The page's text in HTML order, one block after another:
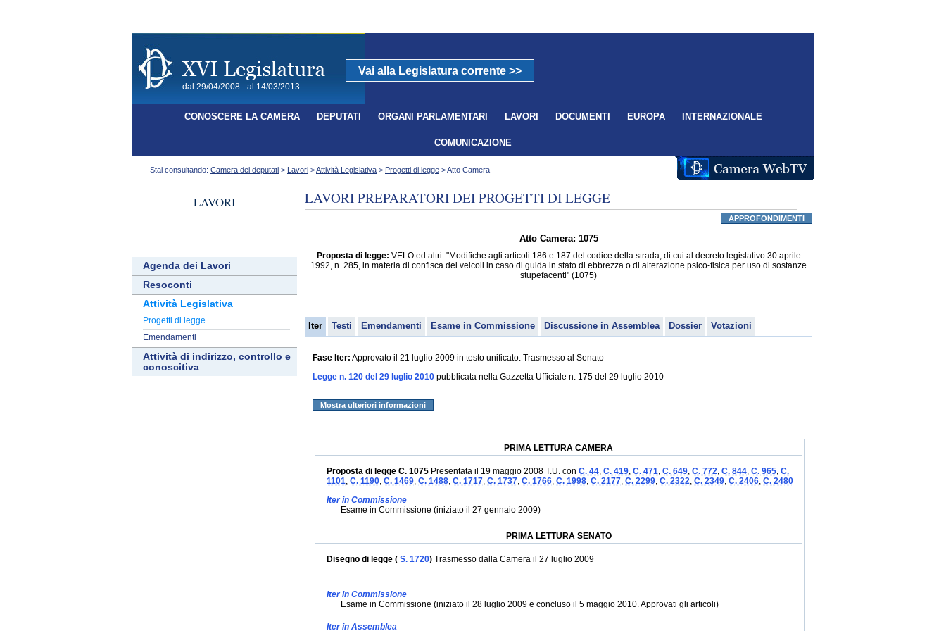
dal 29/04/2008 - al 14/03/2013
Vai alla Legislatura corrente >>
CONOSCERE LA CAMERA DEPUTATI ORGANI PARLAMENTARI LAVORI DOCUMENTI EUROPA INTERNAZIONALE
COMUNICAZIONE
Stai consultando: Camera dei deputati > Lavori >Attività Legislativa > Progetti di legge > Atto Camera
LAVORI
Agenda dei Lavori
Resoconti
Attività Legislativa
Progetti di legge
Emendamenti
Attività di indirizzo, controllo e
conoscitiva
LAVORI PREPARATORI DEI PROGETTI DI LEGGE
APPROFONDIMENTI
Atto Camera: 1075
Proposta di legge: VELO ed altri: "Modifiche agli articoli 186 e 187 del codice della strada, di cui al decreto legislativo 30 aprile
1992, n. 285, in materia di confisca dei veicoli in caso di guida in stato di ebbrezza o di alterazione psico-fisica per uso di sostanze
stupefacenti" (1075)
Iter Testi Emendamenti Esame in Commissione Discussione in Assemblea Dossier Votazioni
Fase Iter: Approvato il 21 luglio 2009 in testo unificato. Trasmesso al Senato
Legge n. 120 del 29 luglio 2010 pubblicata nella Gazzetta Ufficiale n. 175 del 29 luglio 2010
Mostra ulteriori informazioni
PRIMA LETTURA CAMERA
Proposta di legge C. 1075 Presentata il 19 maggio 2008 T.U. con C. 44, C. 419, C. 471, C. 649, C. 772, C. 844, C. 965, C.
1101, C. 1190, C. 1469, C. 1488, C. 1717, C. 1737, C. 1766, C. 1998, C. 2177, C. 2299, C. 2322, C. 2349, C. 2406, C. 2480
Iter in Commissione
Esame in Commissione (iniziato il 27 gennaio 2009)
PRIMA LETTURA SENATO
Disegno di legge ( S. 1720) Trasmesso dalla Camera il 27 luglio 2009
Iter in Commissione
Esame in Commissione (iniziato il 28 luglio 2009 e concluso il 5 maggio 2010. Approvati gli articoli)
Iter in Assemblea